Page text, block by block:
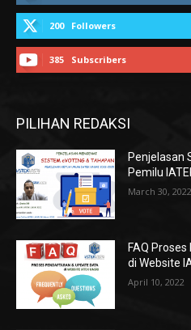
200 Followers
385 Subscribers
PILIHAN REDAKSI
Penjelasan
Pemilu
March 30, 2022
FAQ
di Website
April 10, 2022